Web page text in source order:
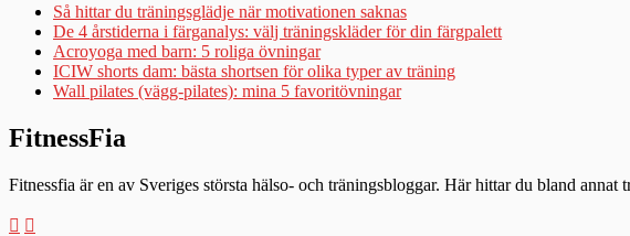
Så hittar du träningsglädje när motivationen saknas
De 4 årstiderna i färganalys: välj träningskläder för din färgpalett
Acroyoga med barn: 5 roliga övningar
ICIW shorts dam: bästa shortsen för olika typer av träning
Wall pilates (vägg-pilates): mina 5 favoritövningar
FitnessFia
Fitnessfia är en av Sveriges största hälso- och träningsbloggar. Här hittar du bland